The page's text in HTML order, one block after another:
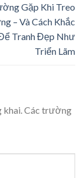
Gặp Khi Treo
– Và Cách Khắc
Tranh Đẹp Như
Triển Lãm
Các trường